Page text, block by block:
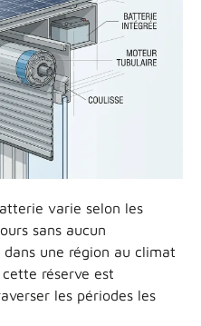
varie selon les
sans aucun
une région au climat
réserve est
les périodes les